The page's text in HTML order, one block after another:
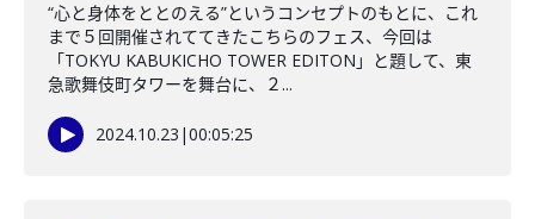
“心と身体をととのえる”というコンセプトのもとに、これ
まで５回開催されててきたこちらのフェス、今回は
「TOKYU KABUKICHO TOWER EDITON」と題して、東
急歌舞伎町タワーを舞台に、２...
2024.10.23 |00:05:25